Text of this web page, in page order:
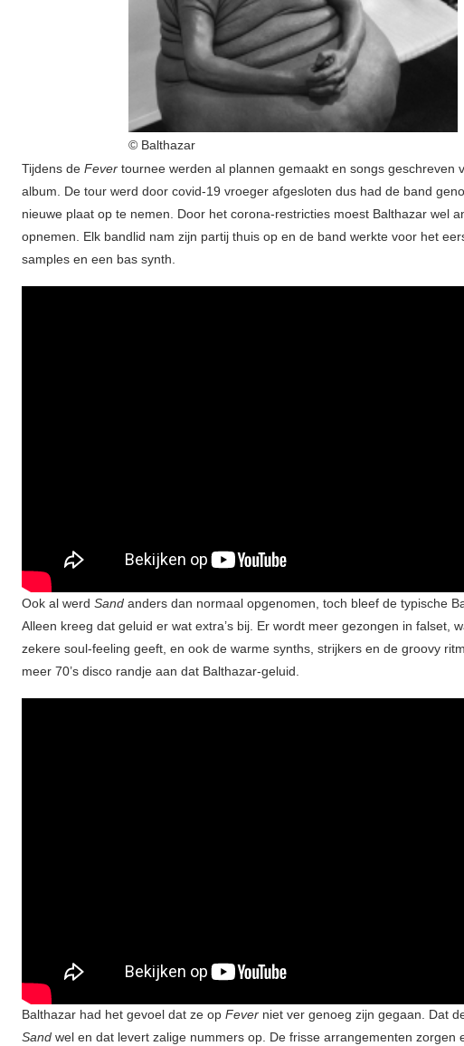
© Balthazar
Tijdens de Fever tournee werden al plannen gemaakt en songs geschreven
album. De tour werd door covid-19 vroeger afgesloten dus had de band
nieuwe plaat op te nemen. Door het corona-restricties moest Balthazar wel
opnemen. Elk bandlid nam zijn partij thuis op en de band werkte voor het
samples en een bas synth.
Ook al werd Sand anders dan normaal opgenomen, toch bleef de typische
Alleen kreeg dat geluid er wat extra’s bij. Er wordt meer gezongen in falset,
zekere soul-feeling geeft, en ook de warme synths, strijkers en de groovy
meer 70’s disco randje aan dat Balthazar-geluid.
Balthazar had het gevoel dat ze op Fever niet ver genoeg zijn gegaan. Dat
Sand wel en dat levert zalige nummers op. De frisse arrangementen zorgen